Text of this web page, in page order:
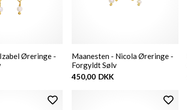
Øreringe -
Maanesten - Nicola Øreringe -
Forgyldt Sølv
450,00 DKK